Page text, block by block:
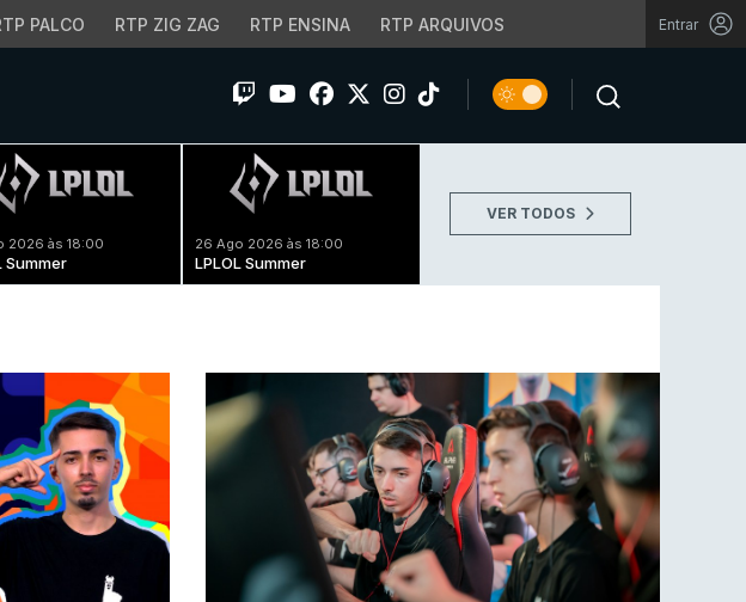
PALCO RTP ZIG ZAG RTP ENSINA RTP ARQUIVOS Entrar
2026 às 18:00
Summer
26 Ago 2026 às 18:00
LPLOL Summer
VER TODOS